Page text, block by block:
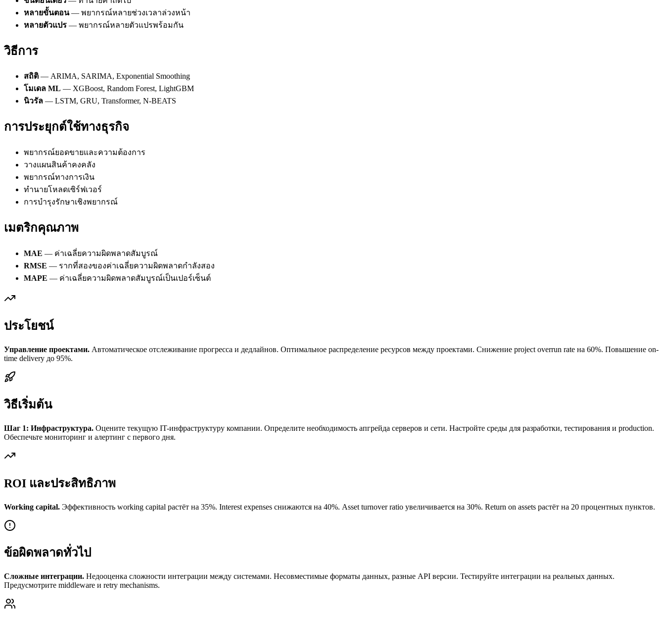
หลายขั้นตอน— พยากรณ์หลายช่วงเวลาล่วงหน้า
หลายตัวแปร — พยากรณ์หลายตัวแปรพร้อมกัน
วิธีการ
สถิติ — ARIMA, SARIMA, Exponential Smoothing
โมเดล ML — XGBoost, Random Forest, LightGBM
นิวรัล — LSTM, GRU, Transformer, N-BEATS
การประยุกต์ใช้ทางธุรกิจ
พยากรณ์ยอดขายและความต้องการ
วางแผนสินค้าคงคลัง
พยากรณ์ทางการเงิน
ทำนายโหลดเซิร์ฟเวอร์
การบำรุงรักษาเชิงพยากรณ์
เมตริกคุณภาพ
MAE — ค่าเฉลี่ยความผิดพลาดสัมบูรณ์
RMSE — รากที่สองของค่าเฉลี่ยความผิดพลาดกำลังสอง
MAPE — ค่าเฉลี่ยความผิดพลาดสัมบูรณ์เป็นเปอร์เซ็นต์
ประโยชน์
Управление проектами. Автоматическое отслеживание прогресса и дедлайнов. Оптимальное распределение ресурсов между проектами. Снижение project overrun rate на 60%. Повышение on-
time delivery до 95%.
วิธีเริ่มต้น
Шаг 1: Инфраструктура. Оцените текущую IT-инфраструктуру компании. Определите необходимость апгрейда серверов и сети. Настройте среды для разработки, тестирования и production.
Обеспечьте мониторинг и алертинг с первого дня.
ROI และประสิทธิภาพ
Working capital. Эффективность working capital растёт на 35%. Interest expenses снижаются на 40%. Asset turnover ratio увеличивается на 30%. Return on assets растёт на 20 процентных пунктов.
ข้อผิดพลาดทั่วไป
Сложные интеграции. Недооценка сложности интеграции между системами. Несовместимые форматы данных, разные API версии. Тестируйте интеграции на реальных данных.
Предусмотрите middleware и retry mechanisms.